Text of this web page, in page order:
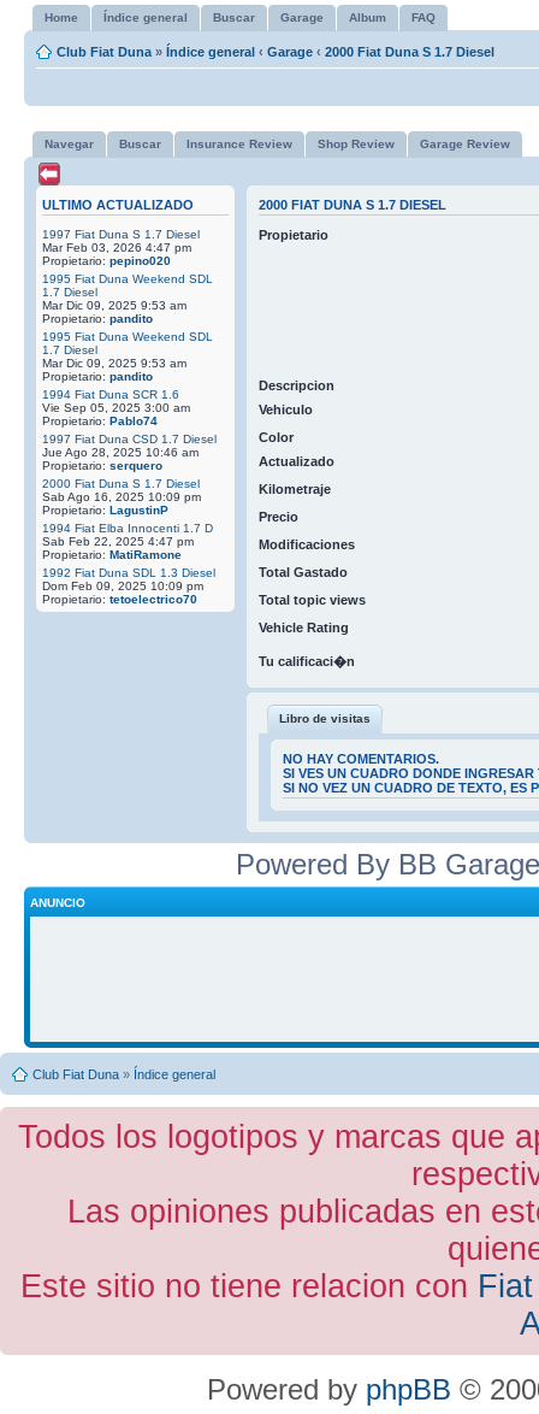
Home Índice general Buscar Garage Album FAQ
Club Fiat Duna » Índice general ‹ Garage ‹ 2000 Fiat Duna S 1.7 Diesel
Navegar Buscar Insurance Review Shop Review Garage Review
ULTIMO ACTUALIZADO
1997 Fiat Duna S 1.7 Diesel
Mar Feb 03, 2026 4:47 pm
Propietario: pepino020
1995 Fiat Duna Weekend SDL
1.7 Diesel
Mar Dic 09, 2025 9:53 am
Propietario: pandito
1995 Fiat Duna Weekend SDL
1.7 Diesel
Mar Dic 09, 2025 9:53 am
Propietario: pandito
1994 Fiat Duna SCR 1.6
Vie Sep 05, 2025 3:00 am
Propietario: Pablo74
1997 Fiat Duna CSD 1.7 Diesel
Jue Ago 28, 2025 10:46 am
Propietario: serquero
2000 Fiat Duna S 1.7 Diesel
Sab Ago 16, 2025 10:09 pm
Propietario: LagustinP
1994 Fiat Elba Innocenti 1.7 D
Sab Feb 22, 2025 4:47 pm
Propietario: MatiRamone
1992 Fiat Duna SDL 1.3 Diesel
Dom Feb 09, 2025 10:09 pm
Propietario: tetoelectrico70
2000 FIAT DUNA S 1.7 DIESEL
Propietario
Descripcion
Vehiculo
Color
Actualizado
Kilometraje
Precio
Modificaciones
Total Gastado
Total topic views
Vehicle Rating
Tu calificaci�n
Libro de visitas
NO HAY COMENTARIOS.
SI VES UN CUADRO DONDE
SI NO VEZ UN CUADRO DE TEXTO, ES
Powered By BB
ANUNCIO
Club Fiat Duna » Índice general
Todos los logotipos y marcas que
Las opiniones publicadas en
Este sitio no tiene relacion con
Powered by phpBB ©